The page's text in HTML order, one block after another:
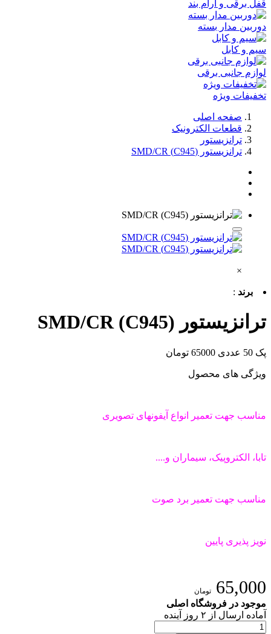
قفل برقی و آرام بند
دوربین مدار بسته
سیم و کابل
لوازم جانبی برقی
تخفیفات ویژه
صفحه اصلی
قطعات الکترونیک
ترانزیستور
ترانزیستور (C945) SMD/CR
×
برند :
ترانزیستور (C945) SMD/CR
پک 50 عددی 65000 تومان
ویژگی های محصول
مناسب جهت تعمیر انواع آیفونهای تصویری
تابا، الکتروپیک، سیماران و....
مناسب جهت تعمیر برد صوت
نویز پذیری پایین
65,000 تومان
موجود در فروشگاه اصلی
آماده ارسال از ۲ روز آینده